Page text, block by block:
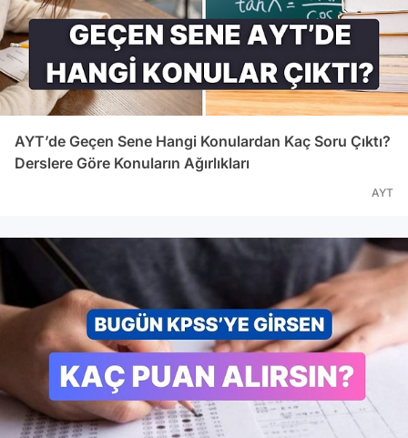
AYT’de Geçen Sene Hangi Konulardan Kaç Soru Çıktı?
Derslere Göre Konuların Ağırlıkları
AYT